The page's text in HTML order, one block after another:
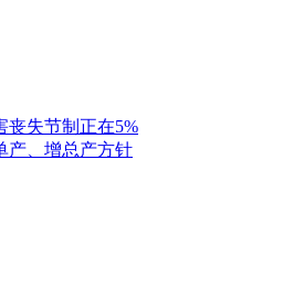
丧失节制正在5%
产、增总产方针